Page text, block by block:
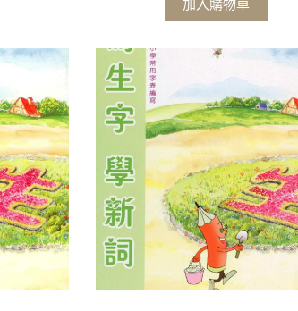
加入購物車